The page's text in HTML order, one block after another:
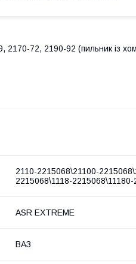
72, 2190-92 (пильник із
2110-2215068\21100-
2215068\1118-2215068\11180-
ASR EXTREME
ВАЗ